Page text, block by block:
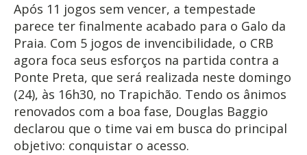
Após 11 jogos sem vencer, a tempestade
parece ter finalmente acabado para o Galo da
Praia. Com 5 jogos de invencibilidade, o CRB
agora foca seus esforços na partida contra a
Ponte Preta, que será realizada neste domingo
(24), às 16h30, no Trapichão. Tendo os ânimos
renovados com a boa fase, Douglas Baggio
declarou que o time vai em busca do principal
objetivo: conquistar o acesso.